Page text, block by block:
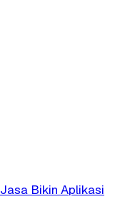
Jasa Bikin Aplikasi